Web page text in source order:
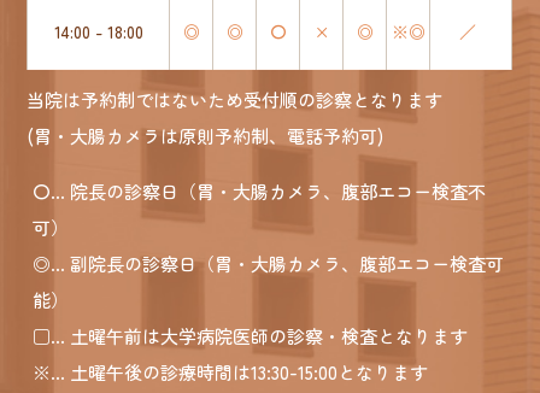
14:00 - 18:00 ◎ ◎ 〇 × ◎ ※◎ ／
当院は予約制ではないため受付順の診察となります
(胃・大腸カメラは原則予約制、電話予約可)
〇... 院長の診察日（胃・大腸カメラ、腹部エコー検査不
可）
◎... 副院長の診察日（胃・大腸カメラ、腹部エコー検査可
能）
□... 土曜午前は大学病院医師の診察・検査となります
※... 土曜午後の診療時間は13:30-15:00となります